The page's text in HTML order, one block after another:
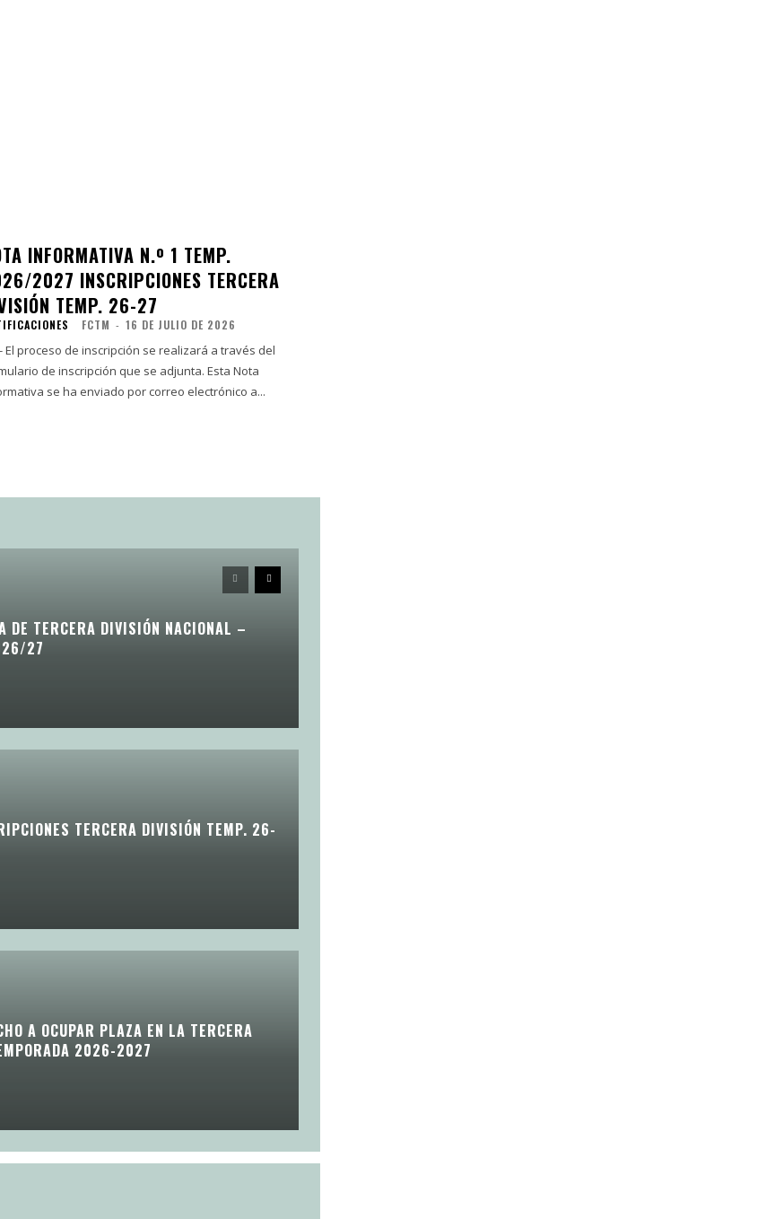
INFORMATIVA N.º 1 TEMP.
2027 INSCRIPCIONES TERCERA
TEMP. 26-27
FCTM - 16 DE JULIO DE 2026
El proceso de inscripción se realizará a través del
de inscripción que se adjunta. Esta Nota
se ha enviado por correo electrónico a...
DE TERCERA DIVISIÓN NACIONAL –
27
TERCERA DIVISIÓN TEMP. 26-
A OCUPAR PLAZA EN LA TERCERA
2026-2027